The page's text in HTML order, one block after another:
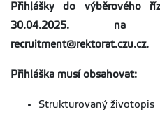
Přihlášky do výběrového
30.04.2025. na
recruitment@rektorat.czu.cz.
Přihláška musí obsahovat:
Strukturovaný životopis